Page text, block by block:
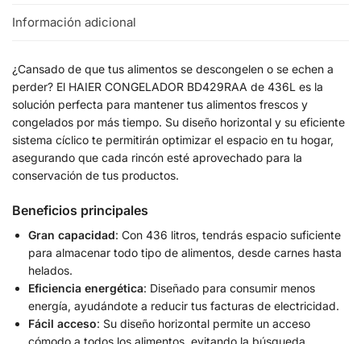
Información adicional
¿Cansado de que tus alimentos se descongelen o se echen a
perder? El HAIER CONGELADOR BD429RAA de 436L es la
solución perfecta para mantener tus alimentos frescos y
congelados por más tiempo. Su diseño horizontal y su eficiente
sistema cíclico te permitirán optimizar el espacio en tu hogar,
asegurando que cada rincón esté aprovechado para la
conservación de tus productos.
Beneficios principales
Gran capacidad: Con 436 litros, tendrás espacio suficiente
para almacenar todo tipo de alimentos, desde carnes hasta
helados.
Eficiencia energética: Diseñado para consumir menos
energía, ayudándote a reducir tus facturas de electricidad.
Fácil acceso: Su diseño horizontal permite un acceso
cómodo a todos los alimentos, evitando la búsqueda